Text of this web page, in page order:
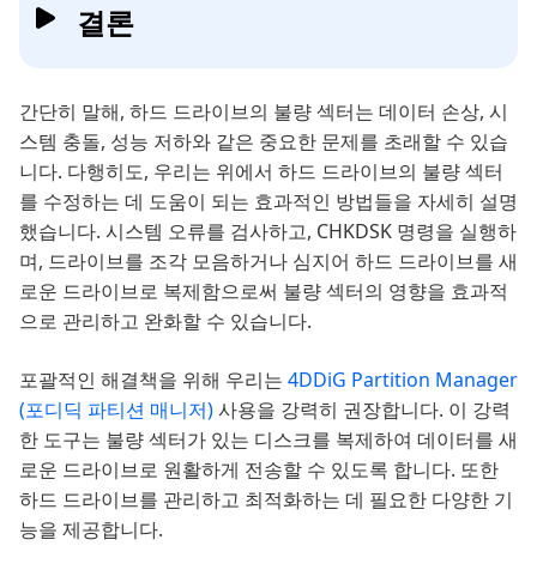
결론
간단히 말해, 하드 드라이브의 불량 섹터는 데이터 손상, 시
스템 충돌, 성능 저하와 같은 중요한 문제를 초래할 수 있습
니다. 다행히도, 우리는 위에서 하드 드라이브의 불량 섹터
를 수정하는 데 도움이 되는 효과적인 방법들을 자세히 설명
했습니다. 시스템 오류를 검사하고, CHKDSK 명령을 실행하
며, 드라이브를 조각 모음하거나 심지어 하드 드라이브를 새
로운 드라이브로 복제함으로써 불량 섹터의 영향을 효과적
으로 관리하고 완화할 수 있습니다.
포괄적인 해결책을 위해 우리는 4DDiG Partition Manager
(포디딕 파티션 매니저)사용을 강력히 권장합니다. 이 강력
한 도구는 불량 섹터가 있는 디스크를 복제하여 데이터를 새
로운 드라이브로 원활하게 전송할 수 있도록 합니다. 또한
하드 드라이브를 관리하고 최적화하는 데 필요한 다양한 기
능을 제공합니다.